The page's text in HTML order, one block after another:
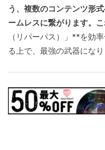
う、複数のコンテンツ形
ームレスに繋がります。こ
（リパーパス）」**を効
る上で、最強の武器になり